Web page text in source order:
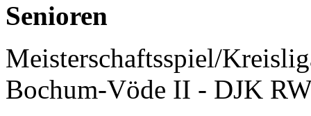
Senioren
Meisterschaftsspiel/
Bochum-Vöde II - DJK